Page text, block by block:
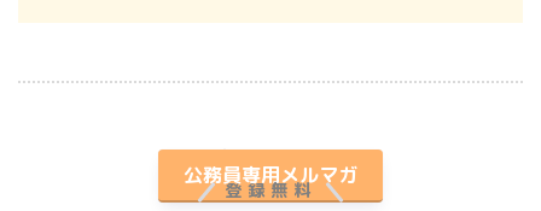
プレゼント付き
公務員専用メルマガ
登録無料